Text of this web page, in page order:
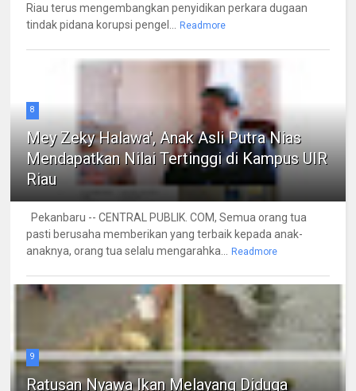
Riau terus mengembangkan penyidikan perkara dugaan
tindak pidana korupsi pengel...
Readmore
8
Mey Zeky Halawa', Anak Asli Putra Nias
Mendapatkan Nilai Tertinggi di Kampus UIR
Riau
Pekanbaru -- CENTRAL PUBLIK. COM, Semua orang tua
pasti berusaha memberikan yang terbaik kepada anak-
anaknya, orang tua selalu mengarahka...
Readmore
9
Ratusan Nyawa Ikan Melayang Diduga